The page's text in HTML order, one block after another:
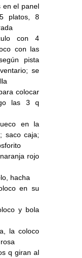
en el panel
platos, 8
con 4
con las
pista
se
colocar
las 3 q
en la
saco caja;
rojo
hacha
en su
y bola
la coloco
q giran al